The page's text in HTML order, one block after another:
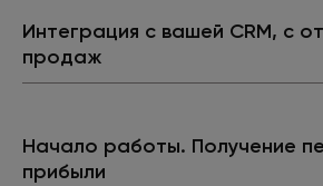
Интеграция с вашей CRM, с
продаж
Начало работы. Получение
прибыли